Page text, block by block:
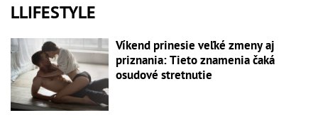
LLIFESTYLE
Víkend prinesie veľké zmeny aj
priznania: Tieto znamenia čaká
osudové stretnutie